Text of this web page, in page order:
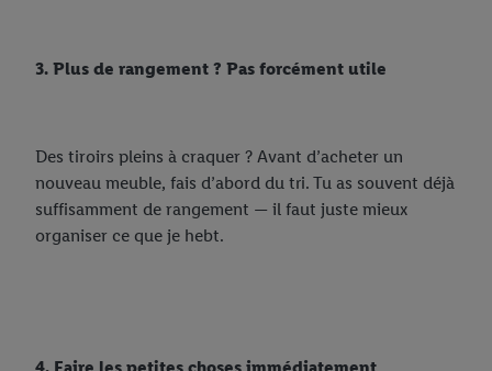
3. Plus de rangement ? Pas forcément utile
Des tiroirs pleins à craquer ? Avant d’acheter un
nouveau meuble, fais d’abord du tri. Tu as souvent déjà
suffisamment de rangement — il faut juste mieux
organiser ce que je hebt.